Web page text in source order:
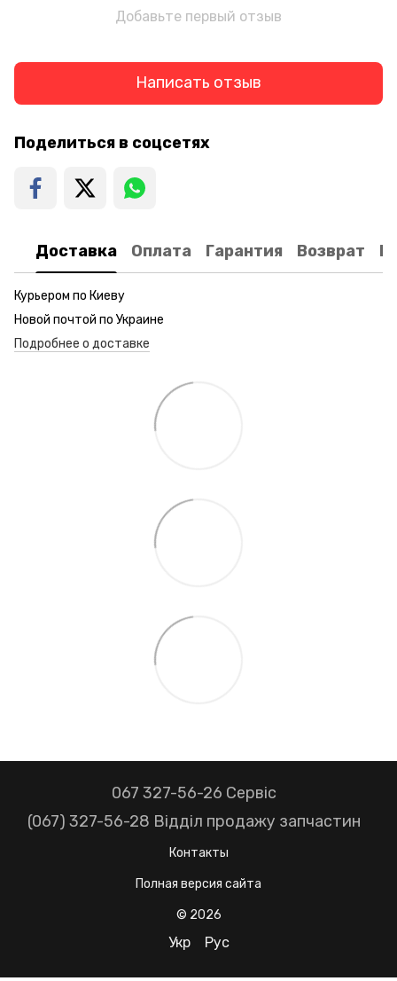
Добавьте первый отзыв
Написать отзыв
Поделиться в соцсетях
Доставка Оплата Гарантия Возврат
Курьером по Киеву
Новой почтой по Украине
Подробнее о доставке
067 327-56-26 Сервіс
(067) 327-56-28 Відділ продажу запчастин
Контакты
Полная версия сайта
© 2026
Укр Рус